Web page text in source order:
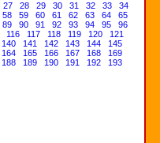
27 28 29 30 31 32 33
34
58 59 60 61 62 63 64
65
89 90 91 92 93 94 95
96
116 117 118 119 120
121
140 141 142 143 144
145
164 165 166 167 168
169
188 189 190 191 192
193